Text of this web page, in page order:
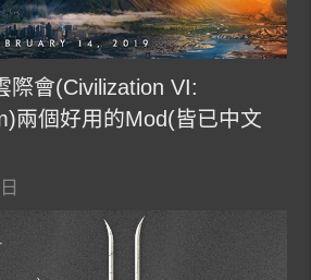
際會(Civilization VI:
兩個好用的Mod(皆已中文